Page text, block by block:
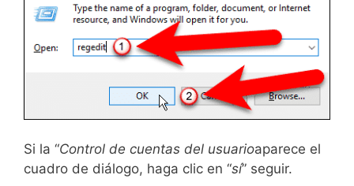
Si la “Control de cuentas del usuarioaparece el
cuadro de diálogo, haga clic en “sí” seguir.